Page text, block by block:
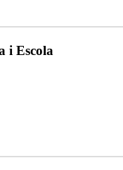
i Escola